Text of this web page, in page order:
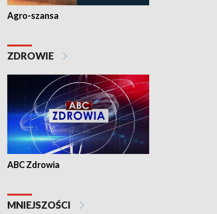
Agro-szansa
ZDROWIE
ABC Zdrowia
MNIEJSZOŚCI